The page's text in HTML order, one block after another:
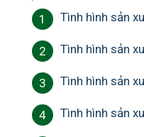
1 Tình hình sản
2 Tình hình sản
3 Tình hình sản
4 Tình hình sản